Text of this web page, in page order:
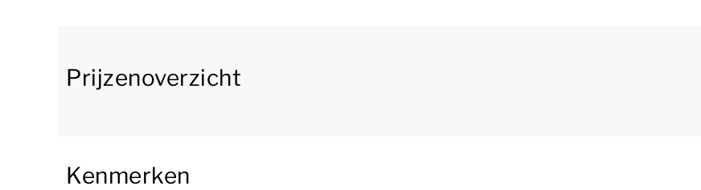
Via de openslaande deuren in de woonkamer kom je uit op het terras met een parasol en een
picknicktafel waar je heerlijk kunt tafelen met het hele gezelschap. Het terras bevindt zich direct
Op de begane grond bevindt zich verder 1 slaapkamer met 2 éénpersoons boxsprings. Ook is er een
Prijzenoverzicht
Kenmerken